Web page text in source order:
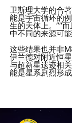
卫斯理大学的合
能是宇宙循环的
生的天体上。”“
中不同的来源可
这些结果也并非
伊兰德对附近恒
与超新星遗迹相
能是星系剧烈形